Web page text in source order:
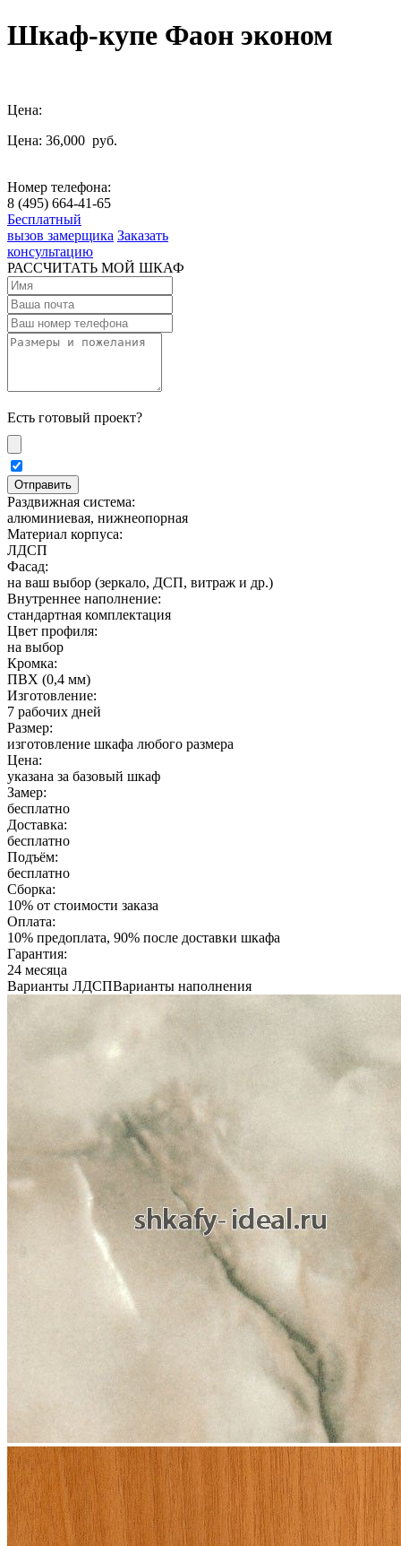
Шкаф-купе Фаон эконом
Цена:
Цена: 36,000 руб.
Номер телефона:
8 (495) 664-41-65
Бесплатный
вызов замерщика Заказать
консультацию
РАССЧИТАТЬ МОЙ ШКАФ
Есть готовый проект?
Раздвижная система:
алюминиевая, нижнеопорная
Материал корпуса:
ЛДСП
Фасад:
на ваш выбор (зеркало, ДСП, витраж и др.)
Внутреннее наполнение:
стандартная комплектация
Цвет профиля:
на выбор
Кромка:
ПВХ (0,4 мм)
Изготовление:
7 рабочих дней
Размер:
изготовление шкафа любого размера
Цена:
указана за базовый шкаф
Замер:
бесплатно
Доставка:
бесплатно
Подъём:
бесплатно
Сборка:
10% от стоимости заказа
Оплата:
10% предоплата, 90% после доставки шкафа
Гарантия:
24 месяца
Варианты ЛДСПВарианты наполнения